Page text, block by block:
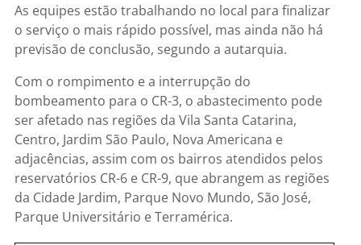
As equipes estão trabalhando no local para finalizar
o serviço o mais rápido possível, mas ainda não há
previsão de conclusão, segundo a autarquia.
Com o rompimento e a interrupção do
bombeamento para o CR-3, o abastecimento pode
ser afetado nas regiões da Vila Santa Catarina,
Centro, Jardim São Paulo, Nova Americana e
adjacências, assim com os bairros atendidos pelos
reservatórios CR-6 e CR-9, que abrangem as regiões
da Cidade Jardim, Parque Novo Mundo, São José,
Parque Universitário e Terramérica.